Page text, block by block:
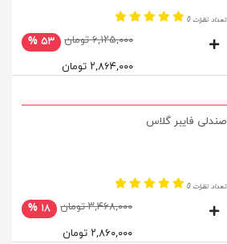
تعداد نظرات 0
۶,۱۲۵,۰۰۰ تومان
۵۳ %
۲,۸۶۴,۰۰۰ تومان
صندلی فایبر گلاس
تعداد نظرات 0
۳,۴۶۸,۰۰۰ تومان
۱۸ %
۲,۸۶۰,۰۰۰ تومان